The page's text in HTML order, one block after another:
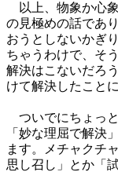
以上、物象か心
の見極めの話であ
おうとしないかぎ
ちゃうわけで、そ
解決はこないだろ
けて解決したこと
ついでにちょっと
「妙な理屈で解決
ます。メチャクチ
思し召し」とか「